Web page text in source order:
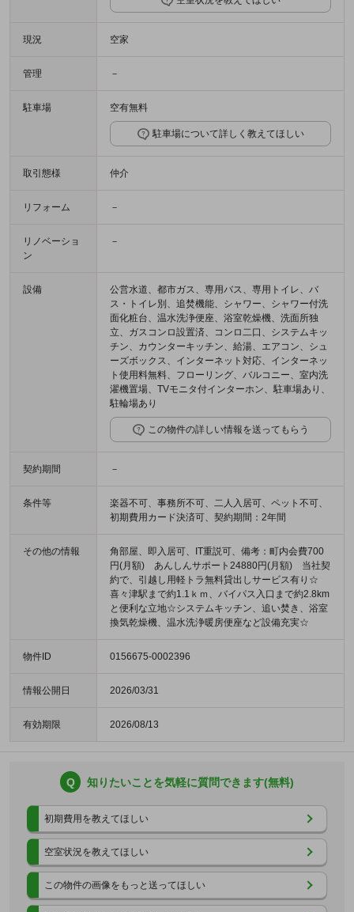
現況 空家
管理 －
駐車場 空有無料
駐車場について詳しく教えてほしい
取引態様 仲介
リフォーム －
リノベーショ
ン
－
設備
公営水道、都市ガス、専用バス、専用トイレ、バ
ス・トイレ別、追焚機能、シャワー、シャワー付洗
面化粧台、温水洗浄便座、浴室乾燥機、洗面所独
立、ガスコンロ設置済、コンロ二口、システムキッ
チン、カウンターキッチン、給湯、エアコン、シュ
ーズボックス、インターネット対応、インターネッ
ト使用料無料、フローリング、バルコニー、室内洗
濯機置場、TVモニタ付インターホン、駐車場あり、
駐輪場あり
この物件の詳しい情報を送ってもらう
契約期間 －
条件等
楽器不可、事務所不可、二人入居可、ペット不可、
初期費用カード決済可、契約期間：2年間
その他の情報
角部屋、即入居可、IT重説可、備考：町内会費700
円(月額) あんしんサポート24880円(月額) 当社契
約で、引越し用軽トラ無料貸出しサービス有り☆
喜々津駅まで約1.1ｋｍ、バイパス入口まで約2.8km
と便利な立地☆システムキッチン、追い焚き、浴室
換気乾燥機、温水洗浄暖房便座など設備充実☆
物件ID 0156675-0002396
情報公開日 2026/03/31
有効期限 2026/08/13
Q 知りたいことを気軽に質問できます(無料)
初期費用を教えてほしい
空室状況を教えてほしい
この物件の画像をもっと送ってほしい